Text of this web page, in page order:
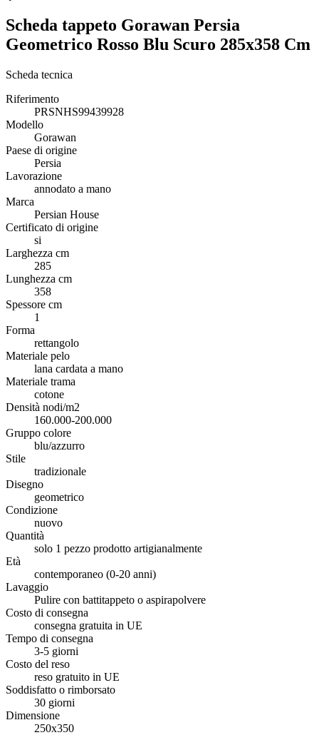
Scheda tappeto Gorawan Persia
Geometrico Rosso Blu Scuro 285x358 Cm
Scheda tecnica
Riferimento
PRSNHS99439928
Modello
Gorawan
Paese di origine
Persia
Lavorazione
annodato a mano
Marca
Persian House
Certificato di origine
si
Larghezza cm
285
Lunghezza cm
358
Spessore cm
1
Forma
rettangolo
Materiale pelo
lana cardata a mano
Materiale trama
cotone
Densità nodi/m2
160.000-200.000
Gruppo colore
blu/azzurro
Stile
tradizionale
Disegno
geometrico
Condizione
nuovo
Quantità
solo 1 pezzo prodotto artigianalmente
Età
contemporaneo (0-20 anni)
Lavaggio
Pulire con battitappeto o aspirapolvere
Costo di consegna
consegna gratuita in UE
Tempo di consegna
3-5 giorni
Costo del reso
reso gratuito in UE
Soddisfatto o rimborsato
30 giorni
Dimensione
250x350